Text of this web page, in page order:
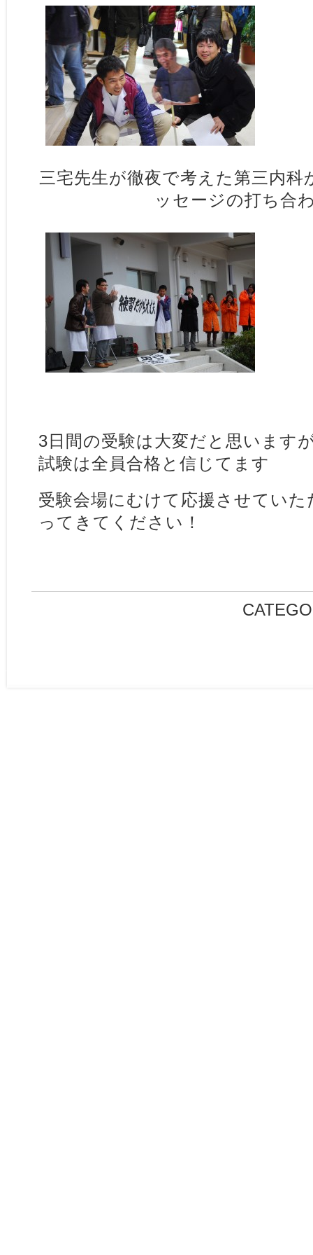
三宅先生が徹夜で考えた第三内
ッセージの打ち合
3日間の受験は大変だと思います
試験は全員合格と信じてます
受験会場にむけて応援させてい
ってきてください！